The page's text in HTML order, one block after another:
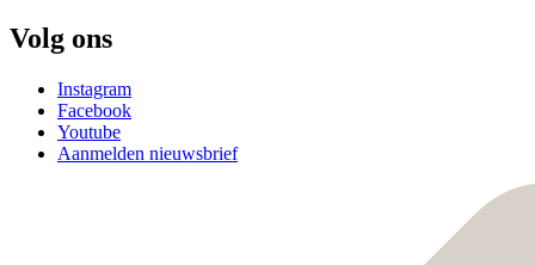
Volg ons
Instagram
Facebook
Youtube
Aanmelden nieuwsbrief